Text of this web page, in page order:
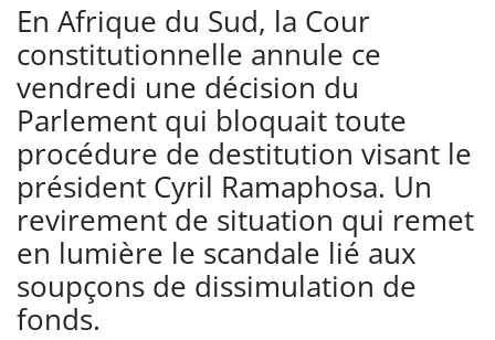
En Afrique du Sud, la Cour
constitutionnelle annule ce
vendredi une décision du
Parlement qui bloquait toute
procédure de destitution visant le
président Cyril Ramaphosa. Un
revirement de situation qui remet
en lumière le scandale lié aux
soupçons de dissimulation de
fonds.